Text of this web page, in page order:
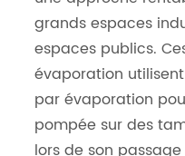
grands espaces
espaces publics.
évaporation
par évaporation
pompée sur des
lors de son